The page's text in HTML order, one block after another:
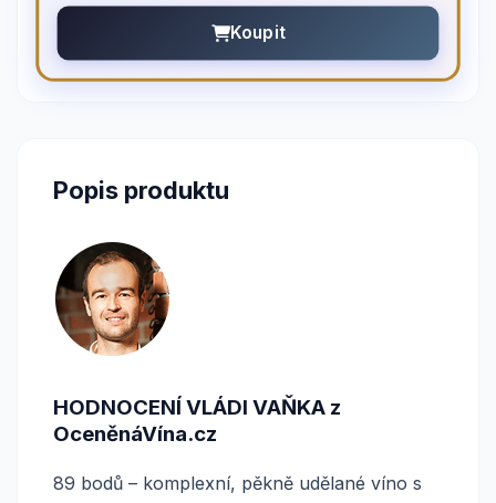
Koupit
Popis produktu
HODNOCENÍ VLÁDI VAŇKA z
OceněnáVína.cz
89 bodů – komplexní, pěkně udělané víno s